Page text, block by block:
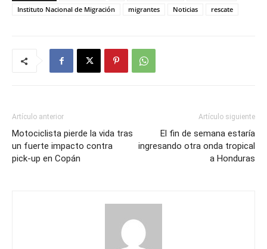
Instituto Nacional de Migración
migrantes Noticias rescate
Artículo anterior
Motociclista pierde la vida tras
un fuerte impacto contra
pick-up en Copán
Artículo siguiente
El fin de semana estaría
ingresando otra onda tropical
a Honduras